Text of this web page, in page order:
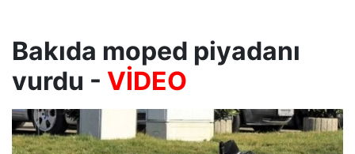
Bakıda moped piyadanı
vurdu - VİDEO